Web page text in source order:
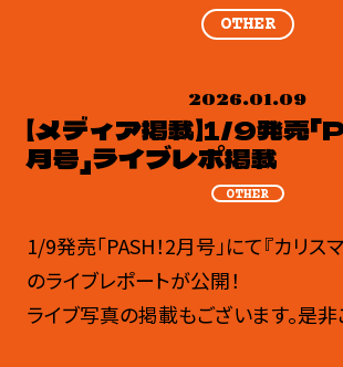
OTHER
2026.01.09
OTHER
【メディア掲載】1/9発売
月号」ライブレポ掲載
1/9発売「PASH！2月号」にて『カリス
のライブレポートが公開！
ライブ写真の掲載もございます。是非